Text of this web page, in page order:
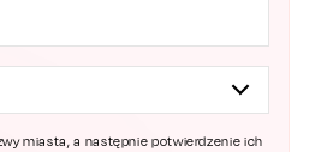
miasta, a następnie potwierdzenie ich